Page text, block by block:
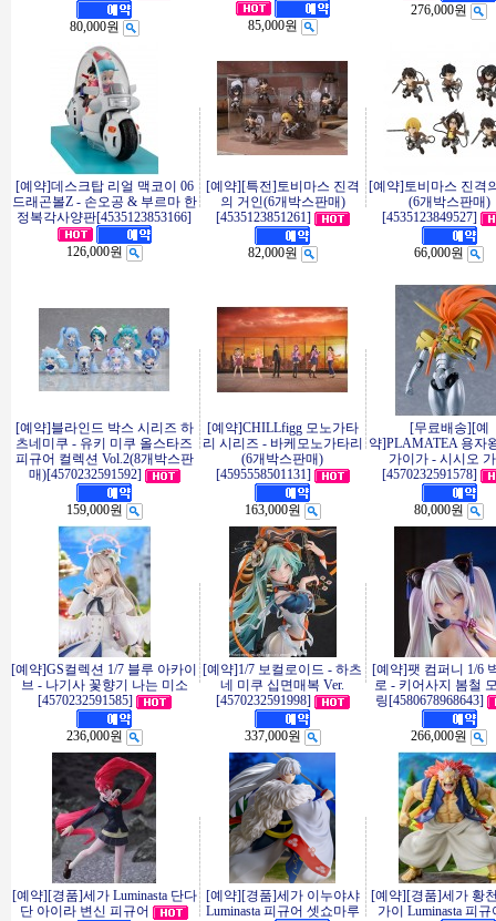
80,000원 85,000원
276,000원
[예약]데스크탑 리얼 맥코이 06
드래곤볼Z - 손오공 & 부르마 한
정복각사양판[4535123853166]
126,000원
[예약][특전]토비마스 진격
의 거인(6개박스판매)
[4535123851261]
82,000원
[예약]토비마스 진격
(6개박스판매)
[4535123849527]
66,000원
[예약]블라인드 박스 시리즈 하
츠네미쿠 - 유키 미쿠 올스타즈
피규어 컬렉션 Vol.2(8개박스판
매)[4570232591592]
159,000원
[예약]CHILLfigg 모노가타
리 시리즈 - 바케모노가타리
(6개박스판매)
[4595558501131]
163,000원
[무료배송][예
약]PLAMATEA 용자
가이가 - 시시오
[4570232591578]
80,000원
[예약]GS컬렉션 1/7 블루 아카이
브 - 나기사 꽃향기 나는 미소
[4570232591585]
236,000원
[예약]1/7 보컬로이드 - 하츠
네 미쿠 십면매복 Ver.
[4570232591998]
337,000원
[예약]팻 컴퍼니 1/6
로 - 키어사지 봄철
링[4580678968643]
266,000원
[예약][경품]세가 Luminasta 단다
단 아이라 변신 피규어
[예약][경품]세가 이누야샤
Luminasta 피규어 셋쇼마루
[예약][경품]세가 황
가이 Luminasta 피규